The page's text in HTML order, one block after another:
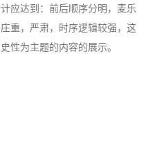
应达到：前后顺序分明，麦乐
重，严肃，时序逻辑较强，这
性为主题的内容的展示。